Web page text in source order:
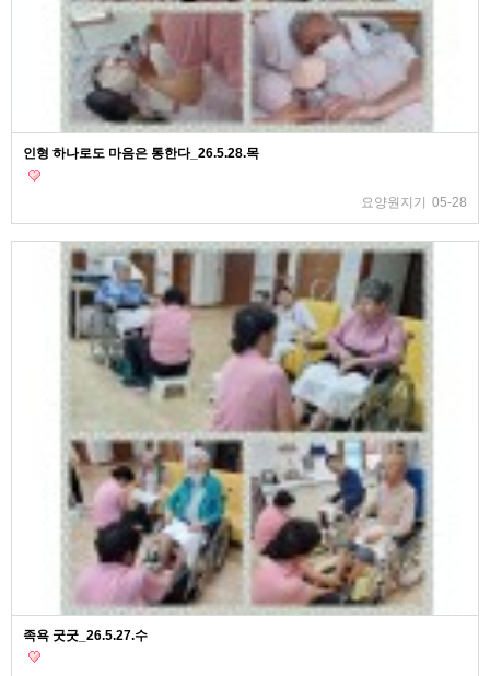
인형 하나로도 마음은 통한다_26.5.28.목
요양원지기 05-28
족욕 굿굿_26.5.27.수